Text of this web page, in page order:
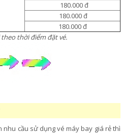
180.000 đ
180.000 đ
180.000 đ
theo thời điểm đặt vé.
cầu sử dụng vé máy bay giá rẻ thì